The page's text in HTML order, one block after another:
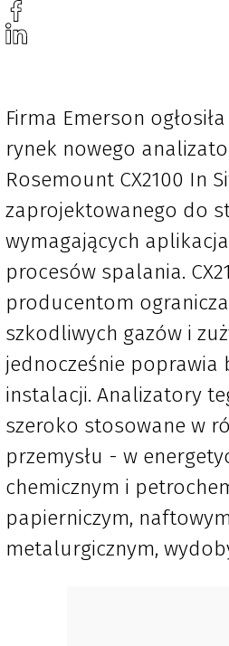
Firma Emerson
rynek nowego
Rosemount CX2100 In
zaprojektowanego do
wymagających
procesów spalania.
producentom
szkodliwych gazów i
jednocześnie poprawia
instalacji. Analizatory
szeroko stosowane w
przemysłu - w
chemicznym i
papierniczym,
metalurgicznym,